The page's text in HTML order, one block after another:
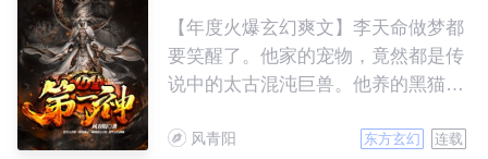
【年度火爆玄幻爽文】李天命做梦都
要笑醒了。他家的宠物，竟然都是传
说中的太古混沌巨兽。他养的黑猫，
魔’。 从此，他驾驭十头太古混沌巨
风青阳 东方玄幻 连载